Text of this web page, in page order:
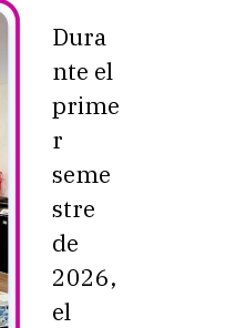
Dura
nte el
prime
r
seme
stre
de
2026,
el